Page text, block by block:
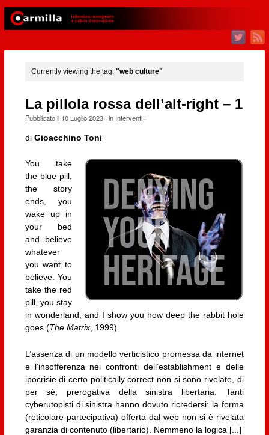
Currently viewing the tag: "web culture"
La pillola rossa dell’alt-right – 1
Pubblicato il 10 Luglio 2023· in Interventi·
di Gioacchino Toni
You take
the blue pill,
the story
ends, you
wake up in
your bed
and believe
whatever
you want to
believe. You
take the red
pill, you stay
in wonderland, and I show you how deep the rabbit hole
goes (The Matrix, 1999)
L’assenza di un modello verticistico promessa da internet
e l’insofferenza nei confronti dell’establishment e delle
ipocrisie di certo politically correct non si sono rivelate, di
per sé, prerogativa della sinistra libertaria. Tanti
cyberutopisti di sinistra hanno dovuto ricredersi: la forma
(reticolare-partecipativa) offerta dal web non si è rivelata
garanzia di contenuto (libertario). Nemmeno la logica [...]